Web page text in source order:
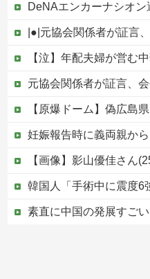
DeNAエンカーナシオン選手、守備について「いくら得点しても、エラーを重ね
|●|元協会関係者が証言、会長は韓国代表の成績が悪かった際「審判
【泣】年配夫婦が営む中華屋さん、
元協会関係者が証言、会長は韓国代表の成績が悪かった際「審判に
【原爆ドーム】偽広島
妊娠報告時に義両親から「障害が心配。生まれるまでおめでとうは言えない」
【画像】影山優佳さん(25)
韓国人「手術中に震度6強の地震、その時の日本の医療スタッフたちの姿を
素直に中国の発展すご